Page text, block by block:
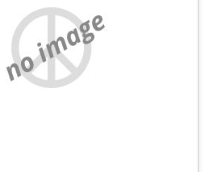
no image